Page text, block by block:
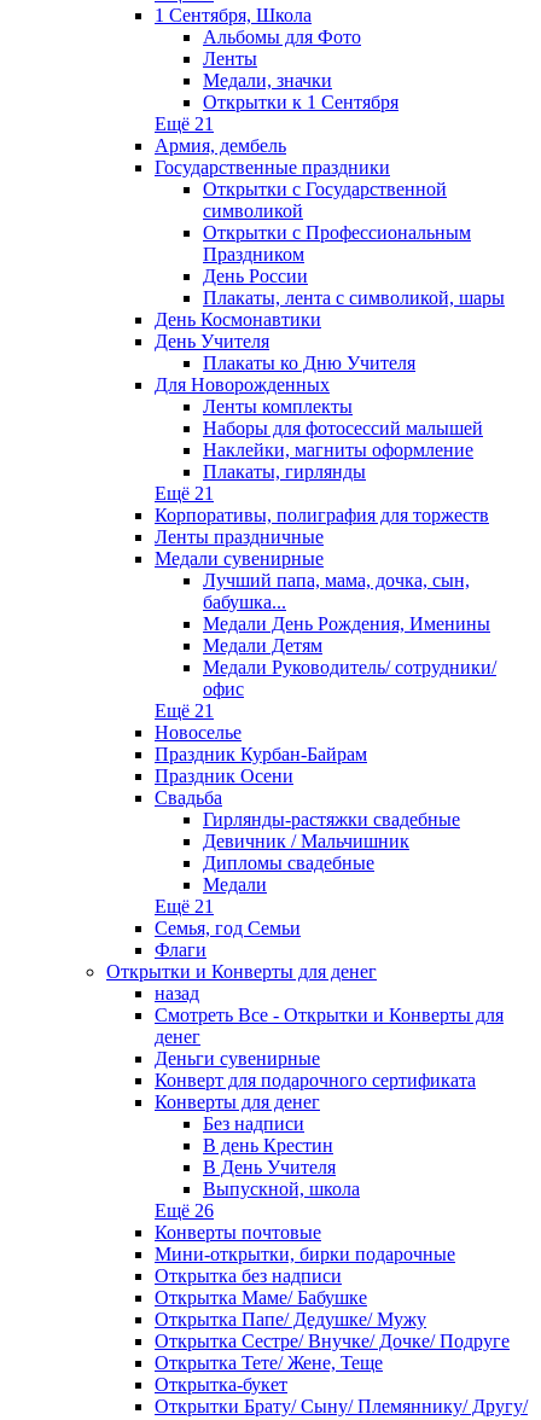
1 Сентября, Школа
Альбомы для Фото
Ленты
Медали, значки
Открытки к 1 Сентября
Ещё 21
Армия, дембель
Государственные праздники
Открытки с Государственной
символикой
Открытки с Профессиональным
Праздником
День России
Плакаты, лента с символикой, шары
День Космонавтики
День Учителя
Плакаты ко Дню Учителя
Для Новорожденных
Ленты комплекты
Наборы для фотосессий малышей
Наклейки, магниты оформление
Плакаты, гирлянды
Ещё 21
Корпоративы, полиграфия для торжеств
Ленты праздничные
Медали сувенирные
Лучший папа, мама, дочка, сын,
бабушка...
Медали День Рождения, Именины
Медали Детям
Медали Руководитель/ сотрудники/
офис
Ещё 21
Новоселье
Праздник Курбан-Байрам
Праздник Осени
Свадьба
Гирлянды-растяжки свадебные
Девичник / Мальчишник
Дипломы свадебные
Медали
Ещё 21
Семья, год Семьи
Флаги
Открытки и Конверты для денег
назад
Смотреть Все - Открытки и Конверты для
денег
Деньги сувенирные
Конверт для подарочного сертификата
Конверты для денег
Без надписи
В день Крестин
В День Учителя
Выпускной, школа
Ещё 26
Конверты почтовые
Мини-открытки, бирки подарочные
Открытка без надписи
Открытка Маме/ Бабушке
Открытка Папе/ Дедушке/ Мужу
Открытка Сестре/ Внучке/ Дочке/ Подруге
Открытка Тете/ Жене, Теще
Открытка-букет
Открытки Брату/ Сыну/ Племяннику/ Другу/